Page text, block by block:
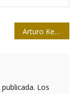
Arturo Kemchs: “Cuando termino mi día dejé el mundo arreglado”
Los